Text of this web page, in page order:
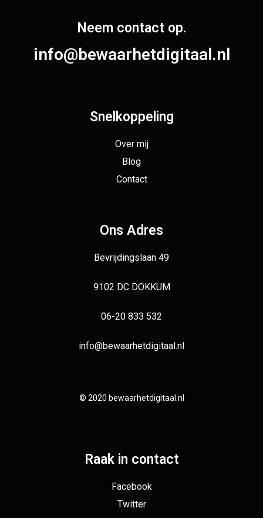
Neem contact op.
info@bewaarhetdigitaal.nl
Snelkoppeling
Over mij
Blog
Contact
Ons Adres
Bevrijdingslaan 49
9102 DC DOKKUM
06-20 833 532
info@bewaarhetdigitaal.nl
© 2020 bewaarhetdigitaal.nl
Raak in contact
Facebook
Twitter